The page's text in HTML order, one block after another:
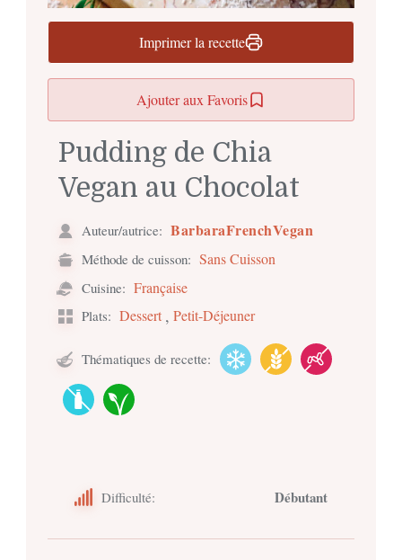
Imprimer la recette
Ajouter aux Favoris
Pudding de Chia
Vegan au Chocolat
Auteur/autrice: BarbaraFrenchVegan
Méthode de cuisson: Sans Cuisson
Cuisine: Française
Plats: Dessert , Petit-Déjeuner
Thématiques de recette:
Difficulté: Débutant